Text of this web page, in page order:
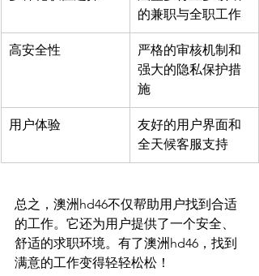
的兼职与全职工作
高安全性
严格的审核机制和
强大的隐私保护措
施
用户体验
友好的用户界面和
全天候客服支持
总之，澳洲hd46不仅帮助用户找到合适
的工作。它还为用户提供了一个安全、
舒适的求职环境。有了澳洲hd46，找到